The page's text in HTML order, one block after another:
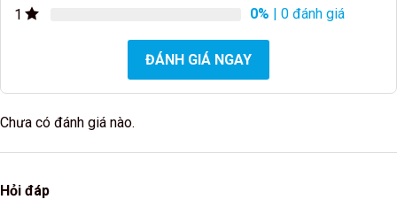
1
0% | 0 đánh giá
ĐÁNH GIÁ NGAY
Chưa có đánh giá nào.
Hỏi đáp